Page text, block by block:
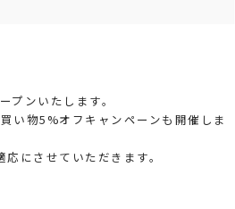
ンいたします。
い物5%オフキャンペーンも開催しま
にさせていただきます。